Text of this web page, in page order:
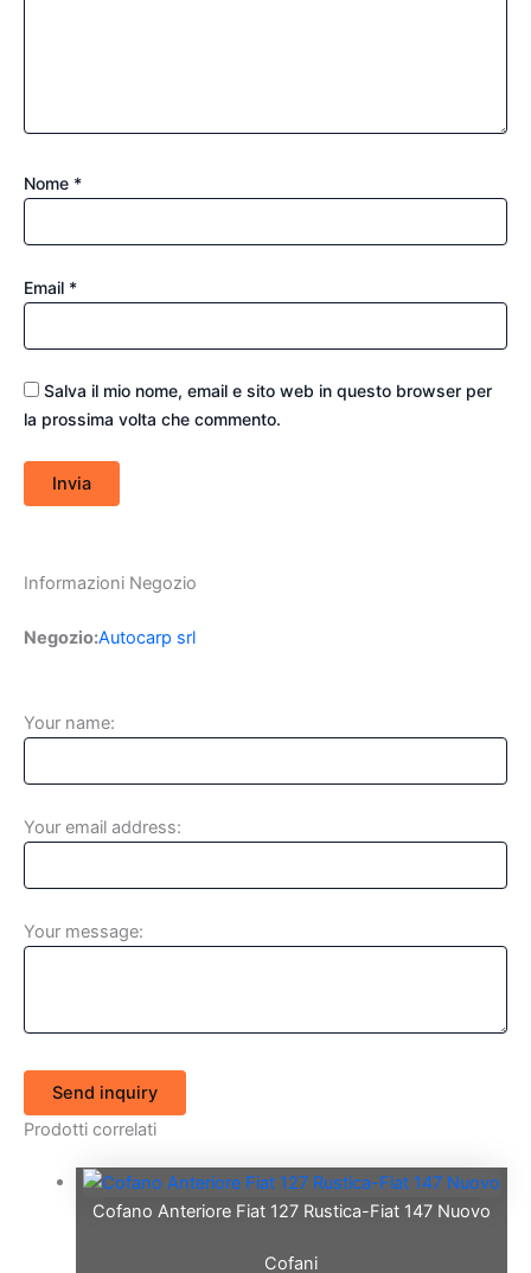
Nome *
Email *
Salva il mio nome, email e sito web in questo browser per
la prossima volta che commento.
Informazioni Negozio
Negozio:Autocarp srl
Your name:
Your email address:
Your message:
Send inquiry
Prodotti correlati
Cofano Anteriore Fiat 127 Rustica-Fiat 147 Nuovo
Cofani